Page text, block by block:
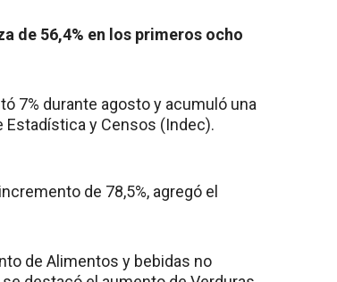
de 56,4% en los primeros ocho
7% durante agosto y acumuló una
y Censos (Indec).
de 78,5%, agregó el
de Alimentos y bebidas no